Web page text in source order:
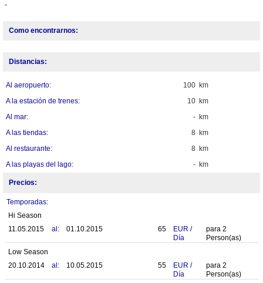
-
Como encontrarnos:
Distancias:
100 km
Al aeropuerto:
10 km
A la estación de trenes:
- km
Al mar:
8 km
A las tiendas:
8 km
Al restaurante:
- km
A las playas del lago:
Precios:
Temporadas:
Hi Season
11.05.2015
al: 01.10.2015 65 EUR /
Día
para 2
Person(as)
Low Season
20.10.2014
al: 10.05.2015 55 EUR /
Día
para 2
Person(as)